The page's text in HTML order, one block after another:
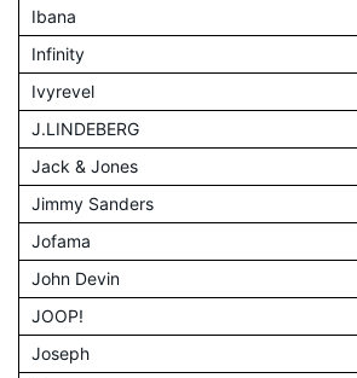
Ibana
Infinity
Ivyrevel
J.LINDEBERG
Jack & Jones
Jimmy Sanders
Jofama
John Devin
JOOP!
Joseph